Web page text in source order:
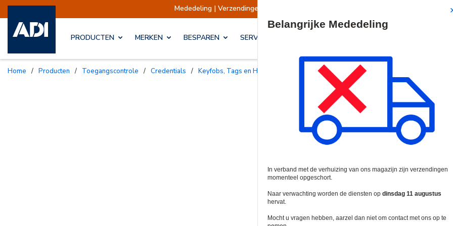
Mededeling | Verzendingen opgeschort
PRODUCTEN MERKEN BESPAREN SERVICES & OPLOSSINGEN
Home / Producten / Toegangscontrole / Credentials / Keyfobs, Tags en Handzenders